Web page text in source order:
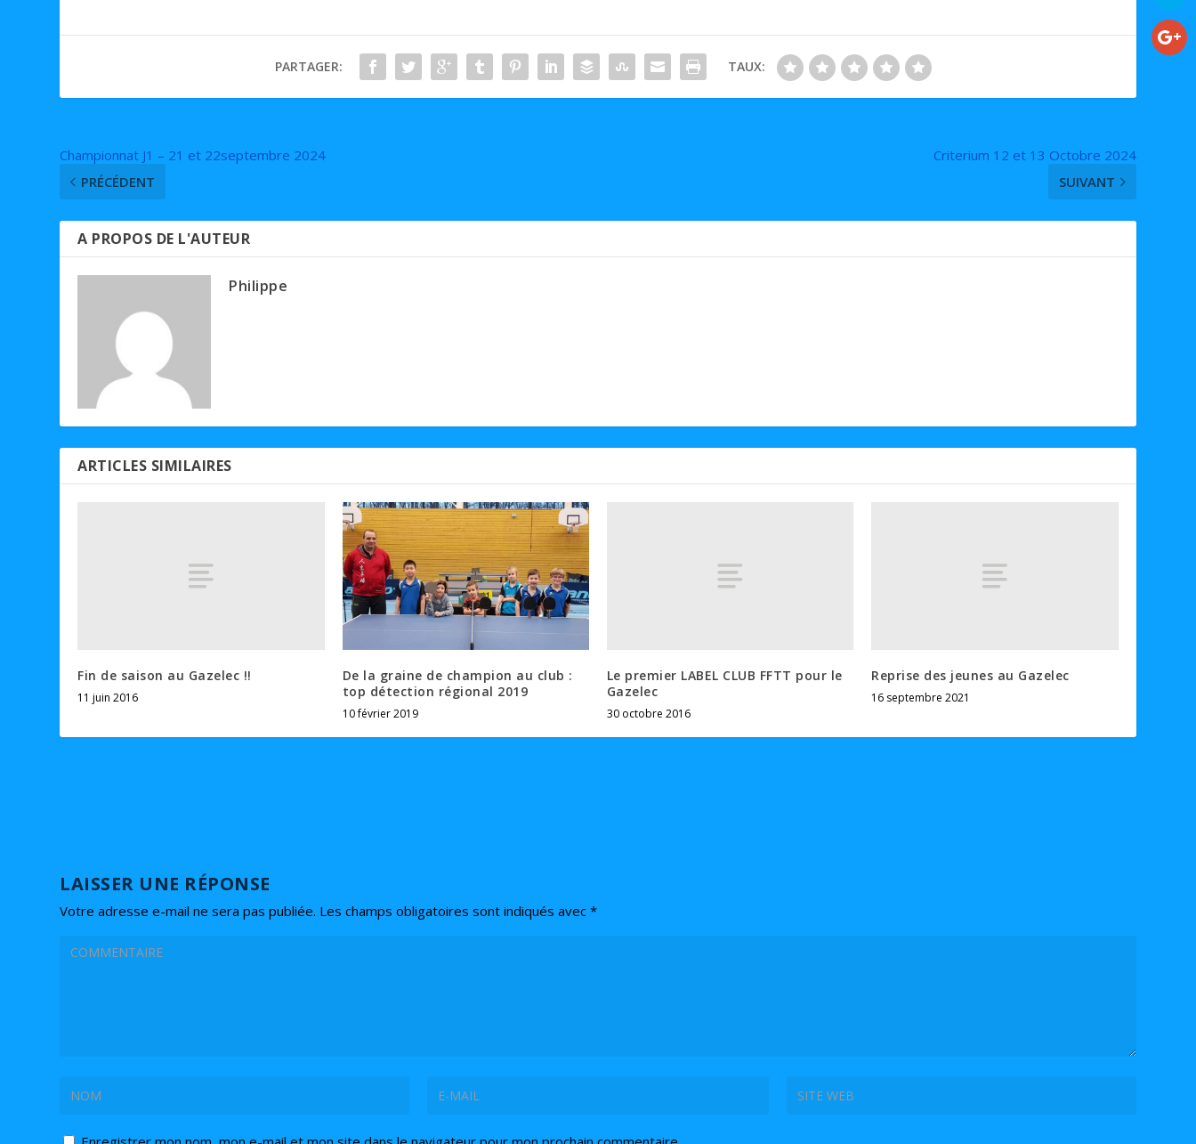
PARTAGER: TAUX:
Championnat J1 – 21 et 22septembre 2024
PRÉCÉDENT
Criterium 12 et 13 Octobre 2024
SUIVANT
A PROPOS DE L'AUTEUR
Philippe
ARTICLES SIMILAIRES
Fin de saison au Gazelec !!
11 juin 2016
De la graine de champion au club :
top détection régional 2019
10 février 2019
Le premier LABEL CLUB FFTT pour le
Gazelec
30 octobre 2016
Reprise des jeunes au Gazelec
16 septembre 2021
LAISSER UNE RÉPONSE
Votre adresse e-mail ne sera pas publiée. Les champs obligatoires sont indiqués avec*